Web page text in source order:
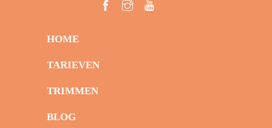
HOME
TARIEVEN
TRIMMEN
BLOG